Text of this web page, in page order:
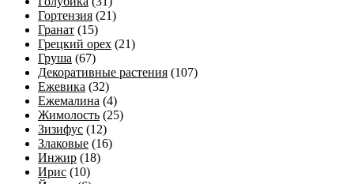
Гортензия (21)
Гранат (15)
Грецкий орех (21)
Груша (67)
Декоративные растения (107)
Ежевика (32)
Ежемалина (4)
Жимолость (25)
Зизифус (12)
Злаковые (16)
Инжир (18)
Ирис (10)